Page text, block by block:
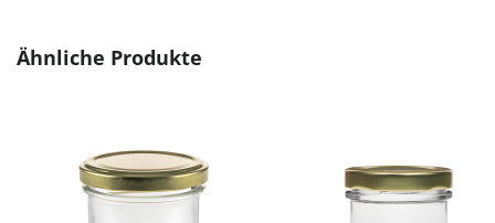
Produktgalerie überspringen
Ähnliche Produkte